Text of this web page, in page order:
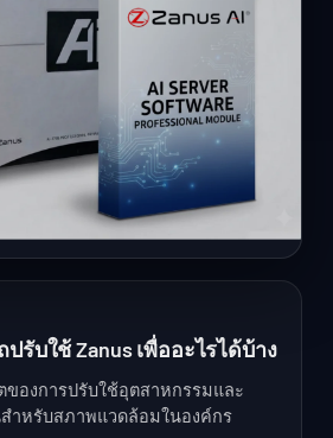
รับใช้ Zanus เพื่ออะไรได้บ้าง
ของการปรับใช้อุตสาหกรรมและ
าหรับสภาพแวดล้อมในองค์กร